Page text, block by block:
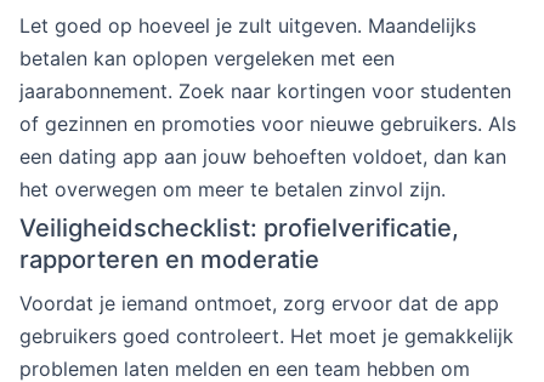
Let goed op hoeveel je zult uitgeven. Maandelijks
betalen kan oplopen vergeleken met een
jaarabonnement. Zoek naar kortingen voor studenten
of gezinnen en promoties voor nieuwe gebruikers. Als
een dating app aan jouw behoeften voldoet, dan kan
het overwegen om meer te betalen zinvol zijn.
Veiligheidschecklist: profielverificatie,
rapporteren en moderatie
Voordat je iemand ontmoet, zorg ervoor dat de app
gebruikers goed controleert. Het moet je gemakkelijk
problemen laten melden en een team hebben om